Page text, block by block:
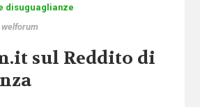
disuguaglianze
sul Reddito di